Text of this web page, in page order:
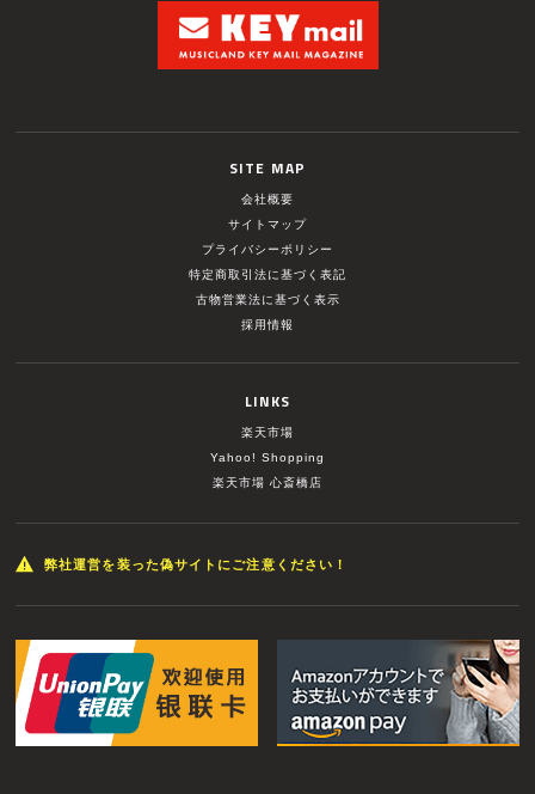
SITE MAP
会社概要
サイトマップ
プライバシーポリシー
特定商取引法に基づく表記
古物営業法に基づく表示
採用情報
LINKS
楽天市場
Yahoo! Shopping
楽天市場 心斎橋店
弊社運営を装った偽サイトにご注意ください！